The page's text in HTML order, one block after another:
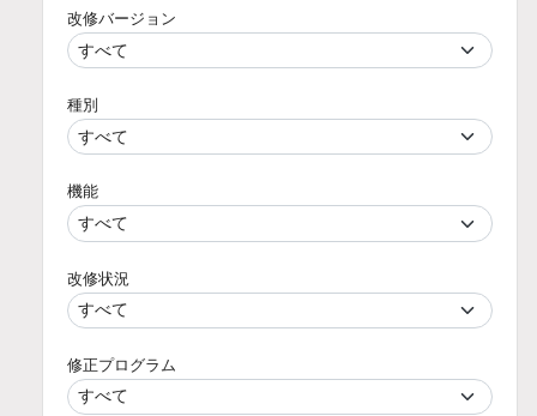
改修バージョン
種別
機能
改修状況
修正プログラム